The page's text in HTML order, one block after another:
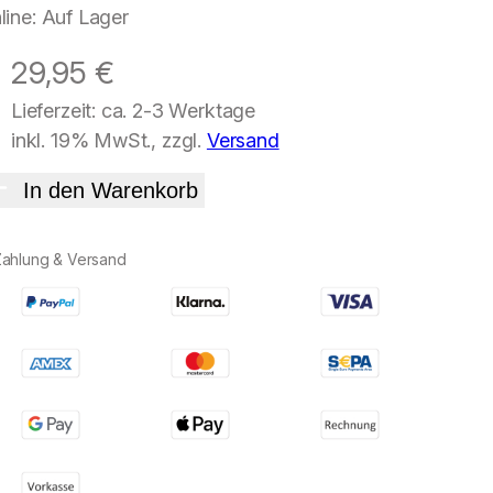
Auf Lager
29,95 €
Lieferzeit: ca. 2-3 Werktage
inkl. 19% MwSt., zzgl. Versand
In den Warenkorb
& Versand